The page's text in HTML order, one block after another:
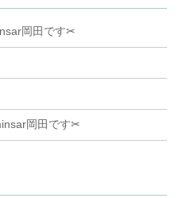
岡田です✂︎
岡田です✂︎